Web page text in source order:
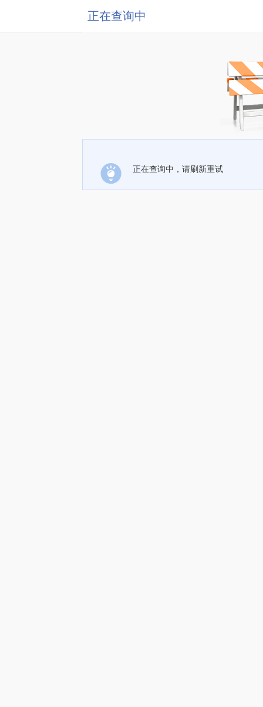
正在查询中
正在查询中，请刷新重试